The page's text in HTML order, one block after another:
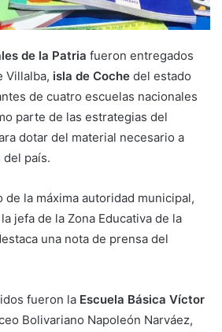
de la Patria fueron entregados
Villalba, isla de Coche del estado
de cuatro escuelas nacionales
parte de las estrategias del
dotar del material necesario a
país.
de la máxima autoridad municipal,
jefa de la Zona Educativa de la
una nota de prensa del
fueron la Escuela Básica Víctor
Bolivariano Napoleón Narváez,